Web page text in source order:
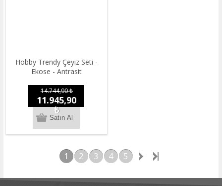
Hobby Trendy Çeyiz Seti -
Ekose - Antrasit
14.744,90 ₺
11.945,90
₺
1 2 3 4 5